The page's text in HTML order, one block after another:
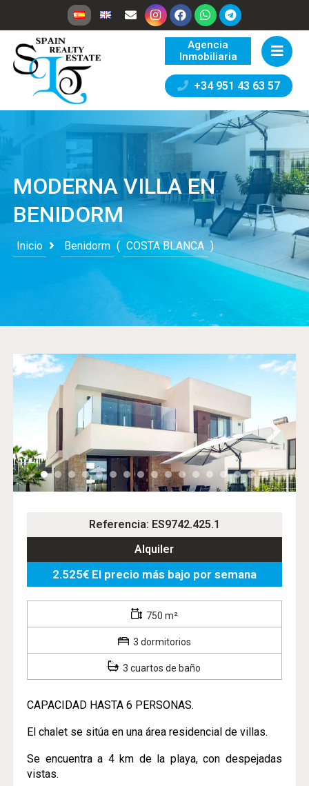
+34 951 43 63 57
Agencia
Inmobiliaria
MODERNA VILLA EN
BENIDORM
Inicio Benidorm ( COSTA BLANCA )
Referencia: ES9742.425.1
Alquiler
2.525€ El precio más bajo por semana
750 m²
3 dormitorios
3 cuartos de baño
CAPACIDAD HASTA 6 PERSONAS.
El chalet se sitúa en una área residencial de villas.
Se encuentra a 4 km de la playa, con despejadas
vistas.